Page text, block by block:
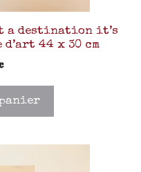
a destination it’s
44 x 30 cm